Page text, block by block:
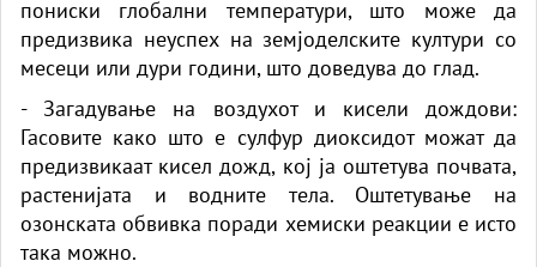
пониски глобални температури, што може да
предизвика неуспех на земјоделските култури со
месеци или дури години, што доведува до глад.
- Загадување на воздухот и кисели дождови:
Гасовите како што е сулфур диоксидот можат да
предизвикаат кисел дожд, кој ја оштетува почвата,
растенијата и водните тела. Оштетување на
озонската обвивка поради хемиски реакции е исто
така можно.